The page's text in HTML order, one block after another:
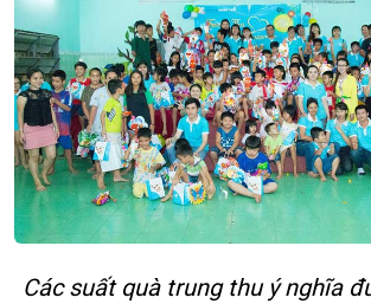
Các suất quà trung thu ý nghĩa